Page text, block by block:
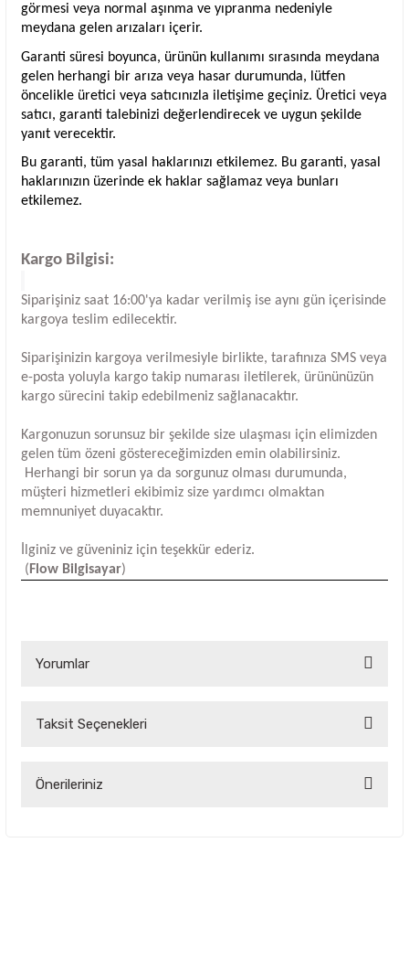
görmesi veya normal aşınma ve yıpranma nedeniyle
meydana gelen arızaları içerir.
Garanti süresi boyunca, ürünün kullanımı sırasında meydana
gelen herhangi bir arıza veya hasar durumunda, lütfen
öncelikle üretici veya satıcınızla iletişime geçiniz. Üretici veya
satıcı, garanti talebinizi değerlendirecek ve uygun şekilde
yanıt verecektir.
Bu garanti, tüm yasal haklarınızı etkilemez. Bu garanti, yasal
haklarınızın üzerinde ek haklar sağlamaz veya bunları
etkilemez.
Kargo Bilgisi:
Siparişiniz saat 16:00'ya kadar verilmiş ise aynı gün içerisinde
kargoya teslim edilecektir.
Siparişinizin kargoya verilmesiyle birlikte, tarafınıza SMS veya
e-posta yoluyla kargo takip numarası iletilerek, ürününüzün
kargo sürecini takip edebilmeniz sağlanacaktır.
Kargonuzun sorunsuz bir şekilde size ulaşması için elimizden
gelen tüm özeni göstereceğimizden emin olabilirsiniz.
Herhangi bir sorun ya da sorgunuz olması durumunda,
müşteri hizmetleri ekibimiz size yardımcı olmaktan
memnuniyet duyacaktır.
İlginiz ve güveniniz için teşekkür ederiz.
( Flow Bilgisayar)
Yorumlar
Bu ürüne ilk yorumu siz yapın!
Taksit Seçenekleri
Önerileriniz